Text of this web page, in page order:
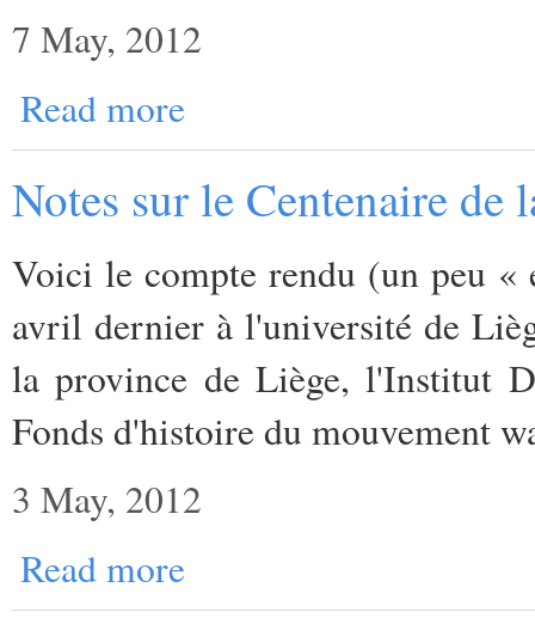
7 May, 2012
Read more
Notes sur le Centenaire de
Voici le compte rendu (un peu «
avril dernier à l'université de
la province de Liège, l'Institut
Fonds d'histoire du mouvement
3 May, 2012
Read more